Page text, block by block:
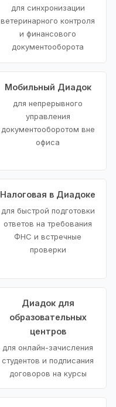
для синхронизации
ветеринарного контроля
и финансового
документооборота
Мобильный Диадок
для непрерывного
управления
документооборотом вне
офиса
Налоговая в Диадоке
для быстрой подготовки
ответов на требования
ФНС и встречные
проверки
Диадок для
образовательных
центров
для онлайн-зачисления
студентов и подписания
договоров на курсы